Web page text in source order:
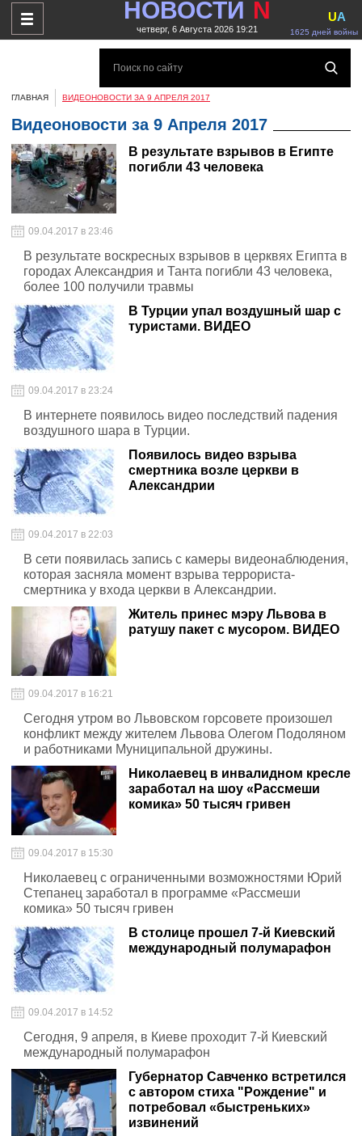
НОВОСТИ N
четверг, 6 Августа 2026 19:21 1625 дней войны
UA
ГЛАВНАЯ ВИДЕОНОВОСТИ ЗА 9 АПРЕЛЯ 2017
Видеоновости за 9 Апреля 2017
В результате взрывов в Египте
погибли 43 человека
09.04.2017 в 23:46
В результате воскресных взрывов в церквях Египта в
городах Александрия и Танта погибли 43 человека,
более 100 получили травмы
В Турции упал воздушный шар с
туристами. ВИДЕО
09.04.2017 в 23:24
В интернете появилось видео последствий падения
воздушного шара в Турции.
Появилось видео взрыва
смертника возле церкви в
Александрии
09.04.2017 в 22:03
В сети появилась запись с камеры видеонаблюдения,
которая засняла момент взрыва террориста-
смертника у входа церкви в Александрии.
Житель принес мэру Львова в
ратушу пакет с мусором. ВИДЕО
09.04.2017 в 16:21
Сегодня утром во Львовском горсовете произошел
конфликт между жителем Львова Олегом Подоляном
и работниками Муниципальной дружины.
Николаевец в инвалидном кресле
заработал на шоу «Рассмеши
комика» 50 тысяч гривен
09.04.2017 в 15:30
Николаевец с ограниченными возможностями Юрий
Степанец заработал в программе «Рассмеши
комика» 50 тысяч гривен
В столице прошел 7-й Киевский
международный полумарафон
09.04.2017 в 14:52
Сегодня, 9 апреля, в Киеве проходит 7-й Киевский
международный полумарафон
Губернатор Савченко встретился
с автором стиха "Рождение" и
потребовал «быстреньких»
извинений